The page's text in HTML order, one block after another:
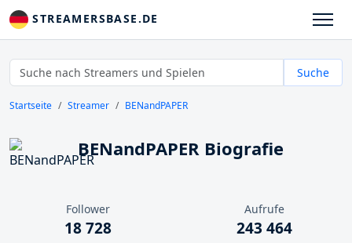
STREAMERSBASE.DE
Suche
Startseite Streamer BENandPAPER
BENandPAPER Biografie
Follower
18 728
Aufrufe
243 464